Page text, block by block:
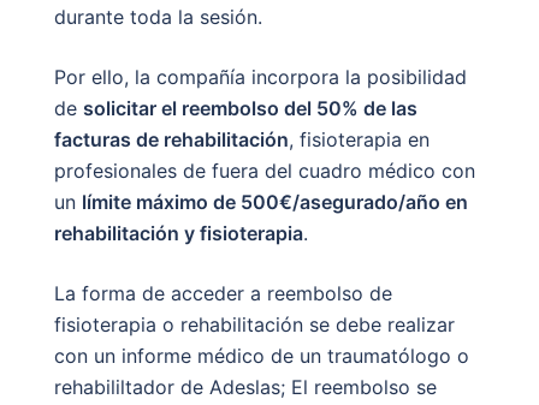
durante toda la sesión.
Por ello, la compañía incorpora la posibilidad
de solicitar el reembolso del 50% de las
facturas de rehabilitación, fisioterapia en
profesionales de fuera del cuadro médico con
un límite máximo de 500€/asegurado/año en
rehabilitación y fisioterapia.
La forma de acceder a reembolso de
fisioterapia o rehabilitación se debe realizar
con un informe médico de un traumatólogo o
rehabililtador de Adeslas; El reembolso se